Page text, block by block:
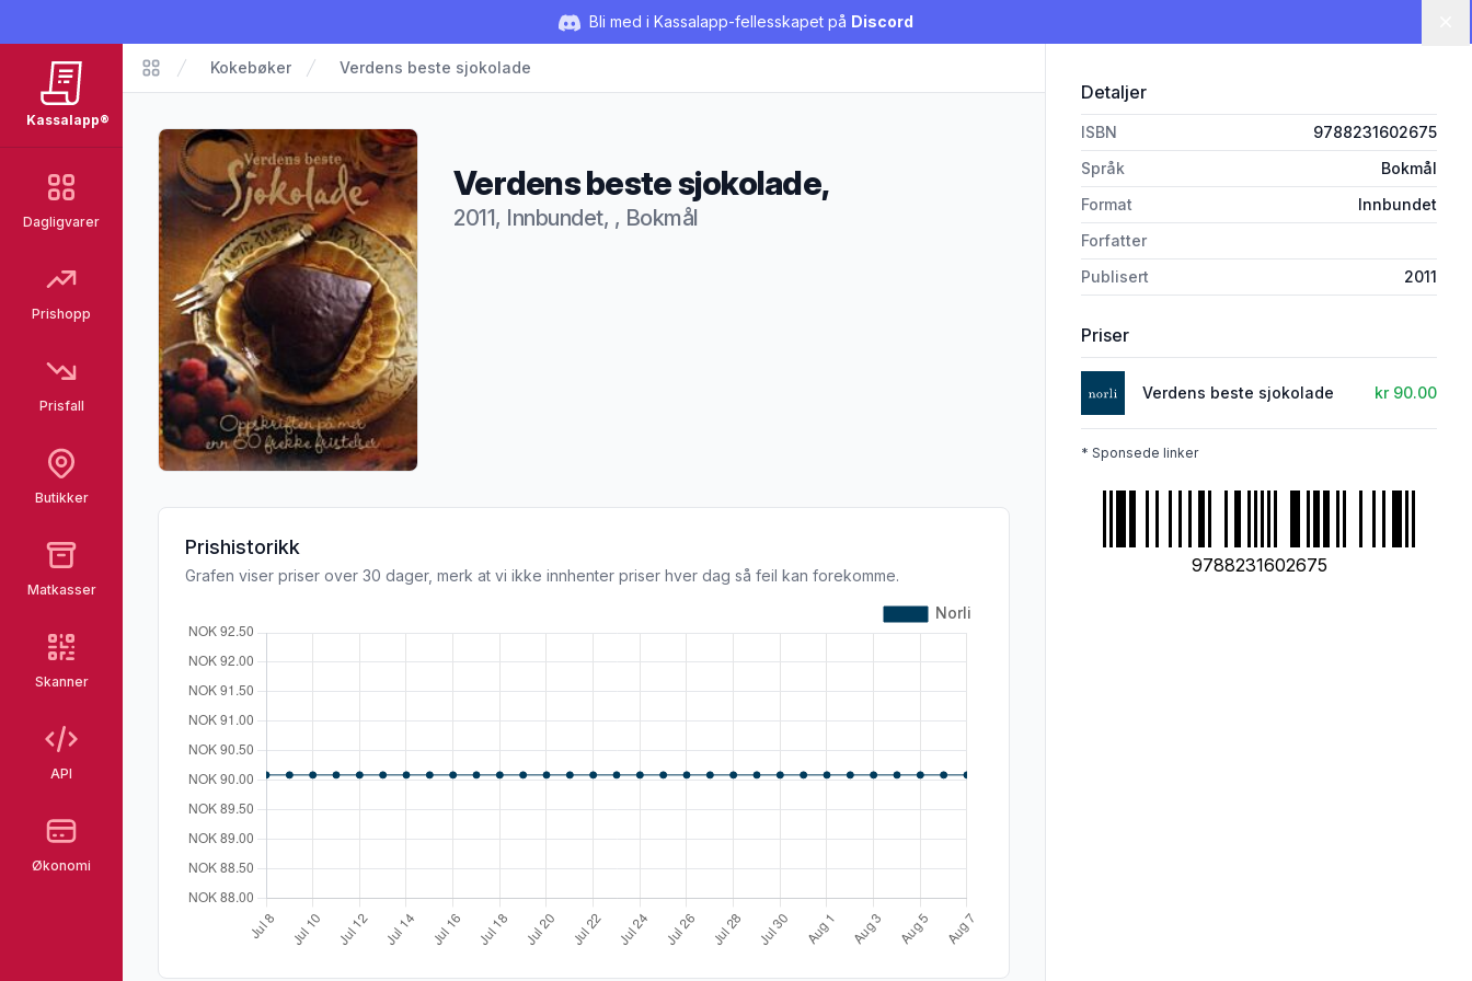
Bli med i Kassalapp-fellesskapet på Discord
Kassalapp®
Dagligvarer
Prishopp
Prisfall
Butikker
Matkasser
Skanner
API
Økonomi
Kassalapp®
Kokebøker Verdens beste sjokolade
Verdens beste sjokolade,
2011, Innbundet, , Bokmål
Prishistorikk
Grafen viser priser over 30 dager, merk at vi ikke innhenter priser hver dag så feil kan forekomme.
Detaljer
ISBN
9788231602675
Språk
Bokmål
Format
Innbundet
Forfatter
Publisert
2011
Priser
Verdens beste sjokolade kr 90.00
* Sponsede linker
9788231602675